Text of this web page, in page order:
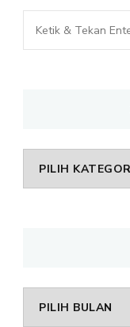
Mencari
Sesuatu?
DAFTAR
MENU
Arsip